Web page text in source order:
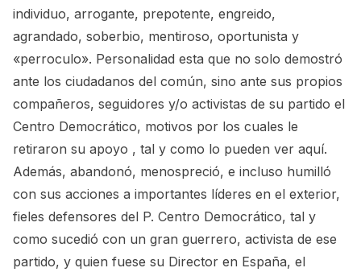
individuo, arrogante, prepotente, engreido,
agrandado, soberbio, mentiroso, oportunista y
«perroculo». Personalidad esta que no solo demostró
ante los ciudadanos del común, sino ante sus propios
compañeros, seguidores y/o activistas de su partido el
Centro Democrático, motivos por los cuales le
retiraron su apoyo , tal y como lo pueden ver aquí.
Además, abandonó, menospreció, e incluso humilló
con sus acciones a importantes líderes en el exterior,
fieles defensores del P. Centro Democrático, tal y
como sucedió con un gran guerrero, activista de ese
partido, y quien fuese su Director en España, el